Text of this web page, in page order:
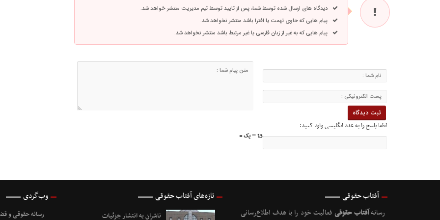
دیدگاه های ارسال شده توسط شما، پس از تایید توسط تیم مدیریت منتشر خواهد شد.
پیام هایی که حاوی تهمت یا افترا باشد منتشر نخواهد شد.
پیام هایی که به غیر از زبان فارسی یا غیر مرتبط باشد منتشر نخواهد شد.
لطفا پاسخ را به عدد انگلیسی وارد کنید:
13 − یک =
آفتاب حقوقی
رسانهآفتاب حقوقی فعالیت خود را با هدف اطلاع‌رسانی
تازه‌های آفتاب حقوقی
ناشران به انتشار جزئیات
وب‌گردی
رسانه حقوقی و